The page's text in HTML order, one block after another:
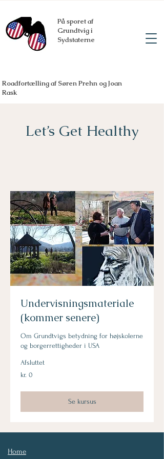
På sporet af
Grundtvig i
Sydstaterne
Roadfortælling af Søren Prehn og Joan
Rask
Let’s Get Healthy
Undervisningsmateriale
(kommer senere)
Om Grundtvigs betydning for højskolerne
og borgerrettigheder i USA
Afsluttet
kr.
0
kr. 0
Se kursus
Home